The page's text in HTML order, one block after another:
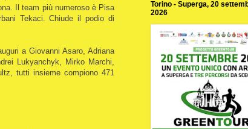
Il team più numeroso è Pisa
Tekaci. Chiude il podio di
a Giovanni Asaro, Adriana
Lukyanchyk, Mirko Marchi,
tutti insieme compiono 471
Torino - Superga, 20
2026